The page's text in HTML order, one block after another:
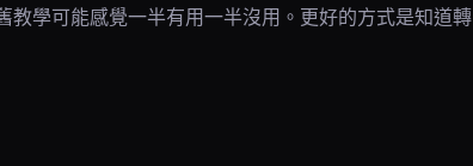
學可能感覺一半有用一半沒用。更好的方式是知道轉